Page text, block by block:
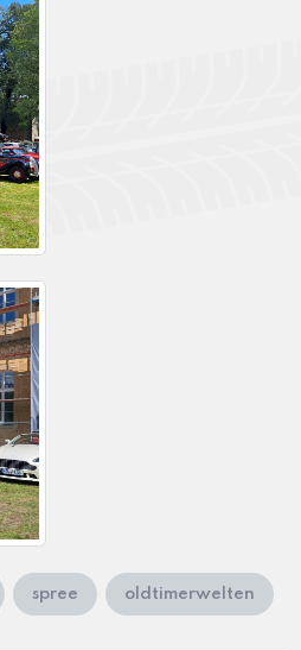
spree oldtimerwelten